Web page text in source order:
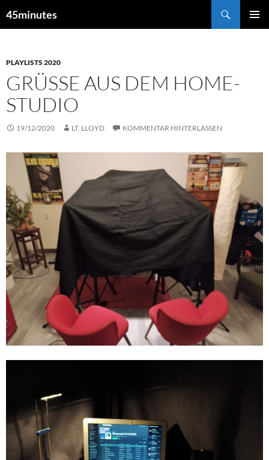
Inhalt
45minutes
PLAYLISTS 2020
GRÜSSE AUS DEM HOME-S
TUDIO
19/12/2020 LT. LLOYD KOMMENTAR HINTERLASSEN